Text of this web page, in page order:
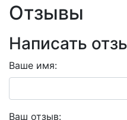
Отзывы
Написать
Ваше имя:
Ваш отзыв: